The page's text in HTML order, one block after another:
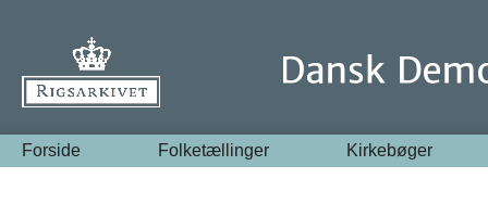
Forside Folketællinger Kirkebøger